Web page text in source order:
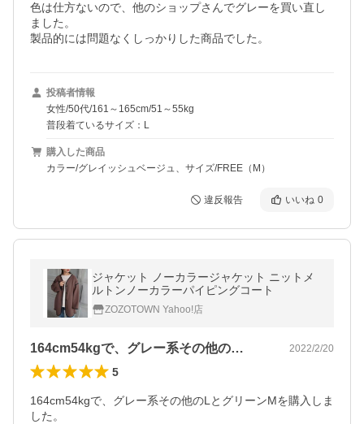
色は仕方ないので、他のショップさんでグレーを買い直し
ました。
製品的には問題なくしっかりした商品でした。
投稿者情報
女性/50代/161～165cm/51～55kg
普段着ているサイズ：L
購入した商品
カラー/グレイッシュベージュ、サイズ/FREE（M）
違反報告 いいね 0
ジャケット ノーカラージャケット ニットメ
ルトンノーカラーパイピングコート
ZOZOTOWN Yahoo!店
164cm54kgで、グレー系その他の… 2022/2/20
5
164cm54kgで、グレー系その他のLとグリーンMを購入しま
した。